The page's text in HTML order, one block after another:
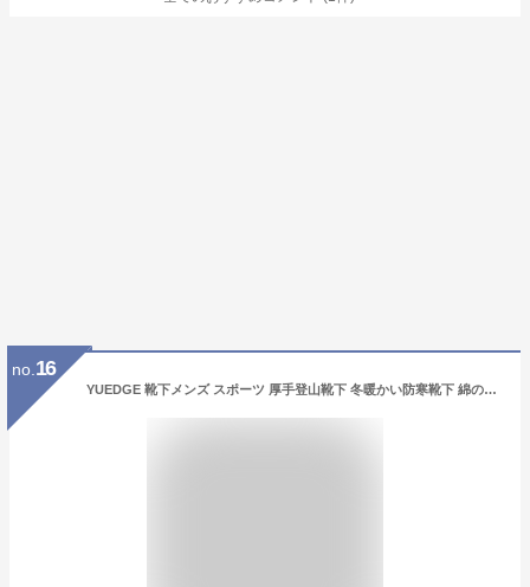
no. 16
YUEDGE 靴下メンズ スポーツ 厚手登山靴下 冬暖かい防寒靴下 綿のクッションクルー靴下6足組黒グレー